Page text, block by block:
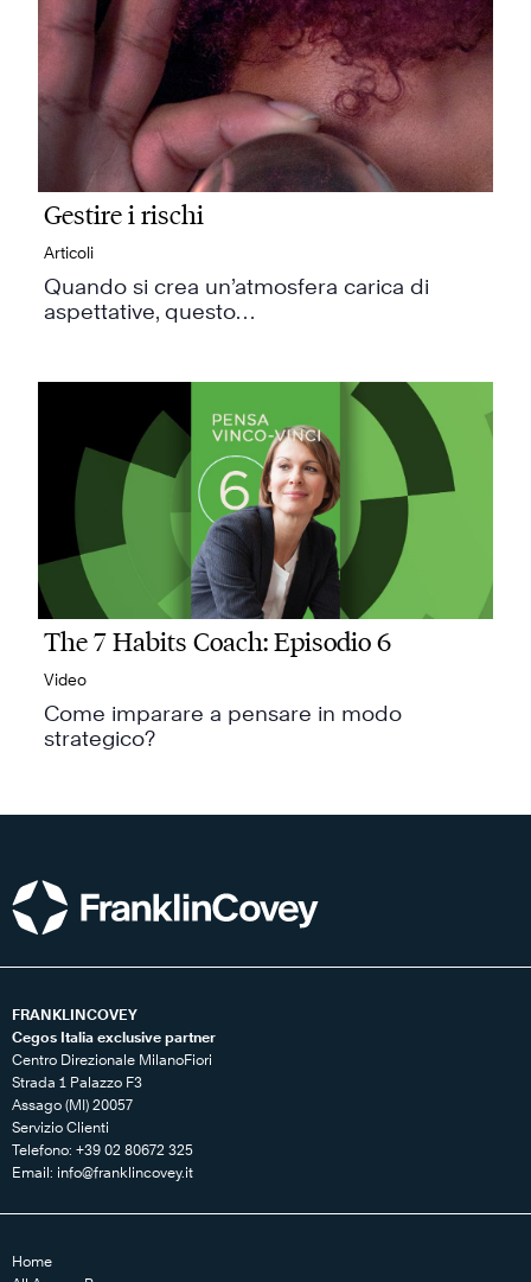
Gestire i rischi
Articoli
Quando si crea un’atmosfera carica di
aspettative, questo…
The 7 Habits Coach: Episodio 6
Video
Come imparare a pensare in modo
strategico?
FRANKLINCOVEY
Cegos Italia exclusive partner
Centro Direzionale MilanoFiori
Strada 1 Palazzo F3
Assago (MI) 20057
Servizio Clienti
Telefono: +39 02 80672 325
Email: info@franklincovey.it
Home